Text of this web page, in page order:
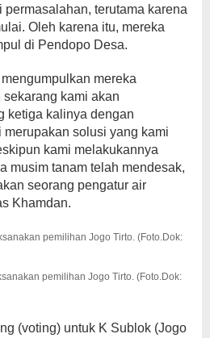
permasalahan, terutama karena
Oleh karena itu, mereka
di Pendopo Desa.
mereka
kami akan
ketiga kalinya dengan
merupakan solusi yang kami
kami melakukannya
musim tanam telah mendesak,
seorang pengatur air
Khamdan.
pemilihan Jogo Tirto. (Foto.Dok:
(voting) untuk K Sublok (Jogo